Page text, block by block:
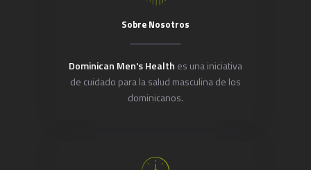
Sobre Nosotros
Dominican Men's Health es una iniciativa
de cuidado para la salud masculina de los
dominicanos.